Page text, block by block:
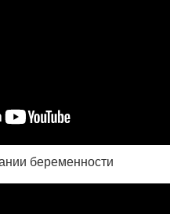
беременности